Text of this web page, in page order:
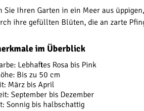
Sie Ihren Garten in ein Meer aus
ihre gefüllten Blüten, die an zarte
im Überblick
Lebhaftes Rosa bis Pink
Bis zu 50 cm
März bis April
September bis Dezember
Sonnig bis halbschattig